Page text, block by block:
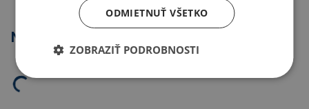
Najpredávanejšie
ODMIETNUŤ VŠETKO
ZOBRAZIŤ PODROBNOSTI